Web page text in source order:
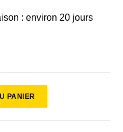
: environ 20 jours
PANIER